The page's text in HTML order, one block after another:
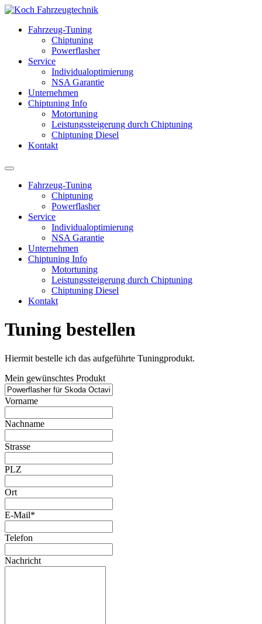
Fahrzeug-Tuning
Chiptuning
Powerflasher
Service
Individualoptimierung
NSA Garantie
Unternehmen
Chiptuning Info
Motortuning
Leistungssteigerung durch Chiptuning
Chiptuning Diesel
Kontakt
Fahrzeug-Tuning
Chiptuning
Powerflasher
Service
Individualoptimierung
NSA Garantie
Unternehmen
Chiptuning Info
Motortuning
Leistungssteigerung durch Chiptuning
Chiptuning Diesel
Kontakt
Tuning bestellen
Hiermit bestelle ich das aufgeführte Tuningprodukt.
Mein gewünschtes Produkt
Vorname
Nachname
Strasse
PLZ
Ort
E-Mail*
Telefon
Nachricht